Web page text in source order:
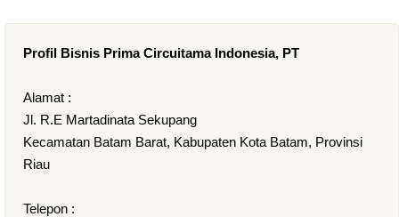
Profil Bisnis Prima Circuitama Indonesia, PT
Alamat :
Jl. R.E Martadinata Sekupang
Kecamatan Batam Barat, Kabupaten Kota Batam, Provinsi
Riau
Telepon :